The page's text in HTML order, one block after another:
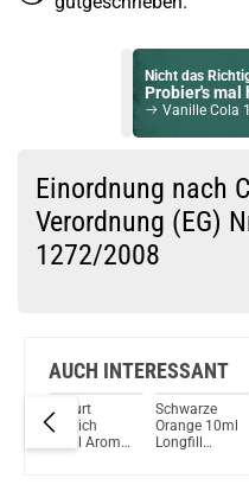
Nicht das
Probier's mal
Vanille Cola 10ml
Check das mal!
Waldmeister 10ml
Du willst Kröten
Schau mal hier!
Einordnung nach
Verordnung (EG)
1272/2008
AUCH INTERESSANT
Jogurt
Pfirsich
10ml Aroma
Schwarze
Orange 10ml
Longfill